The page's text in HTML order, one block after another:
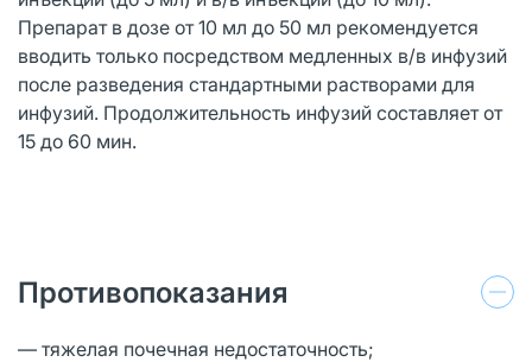
Препарат в дозе от 10 мл до 50 мл рекомендуется
вводить только посредством медленных в/в инфузий
после разведения стандартными растворами для
инфузий. Продолжительность инфузий составляет от
15 до 60 мин.
Противопоказания
— тяжелая почечная недостаточность;